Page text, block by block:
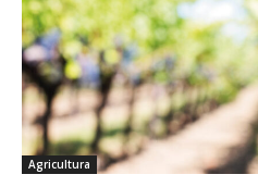
Agricultura